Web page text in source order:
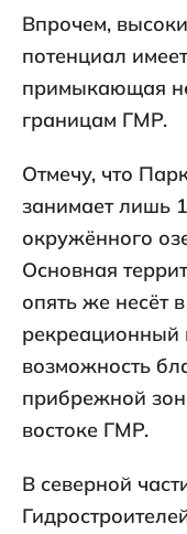
Впрочем,
потенциал
примыкающая
границам ГМР.
Отмечу, что
занимает лишь
окружённого
Основная
опять же несёт
рекреационный
возможность
прибрежной
востоке ГМР.
В северной